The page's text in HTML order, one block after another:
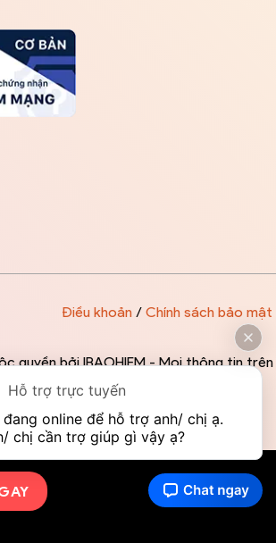
quyền bởi IBAOHIEM - Mọi thông tin trên
mang tính chất tham khảo
Điều khoản/ Chính sách bảo mật
Hỗ trợ trực tuyến
đang online để hỗ trợ anh/ chị ạ.
chị cần trợ giúp gì vậy ạ?